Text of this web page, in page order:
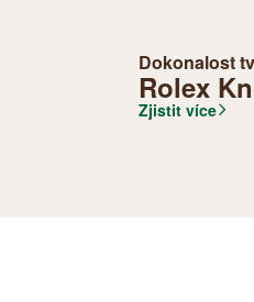
Dokonalost
Rolex
Zjistit více